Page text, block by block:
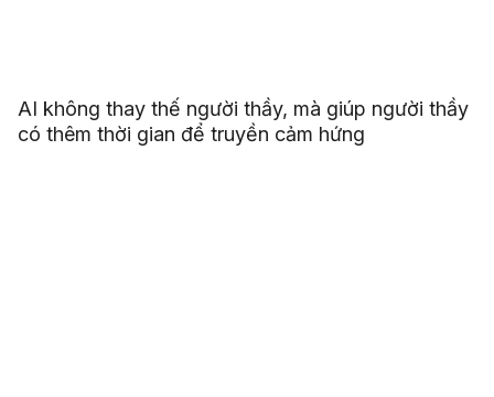
AI không thay thế người thầy, mà giúp người thầy
có thêm thời gian để truyền cảm hứng